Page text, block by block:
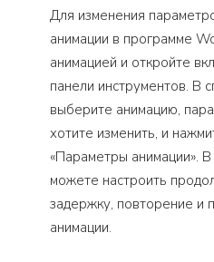
Для изменения
анимации в программе
анимацией и откройте
панели инструментов. В
выберите анимацию,
хотите изменить, и
«Параметры анимации».
можете настроить
задержку, повторение и
анимации.